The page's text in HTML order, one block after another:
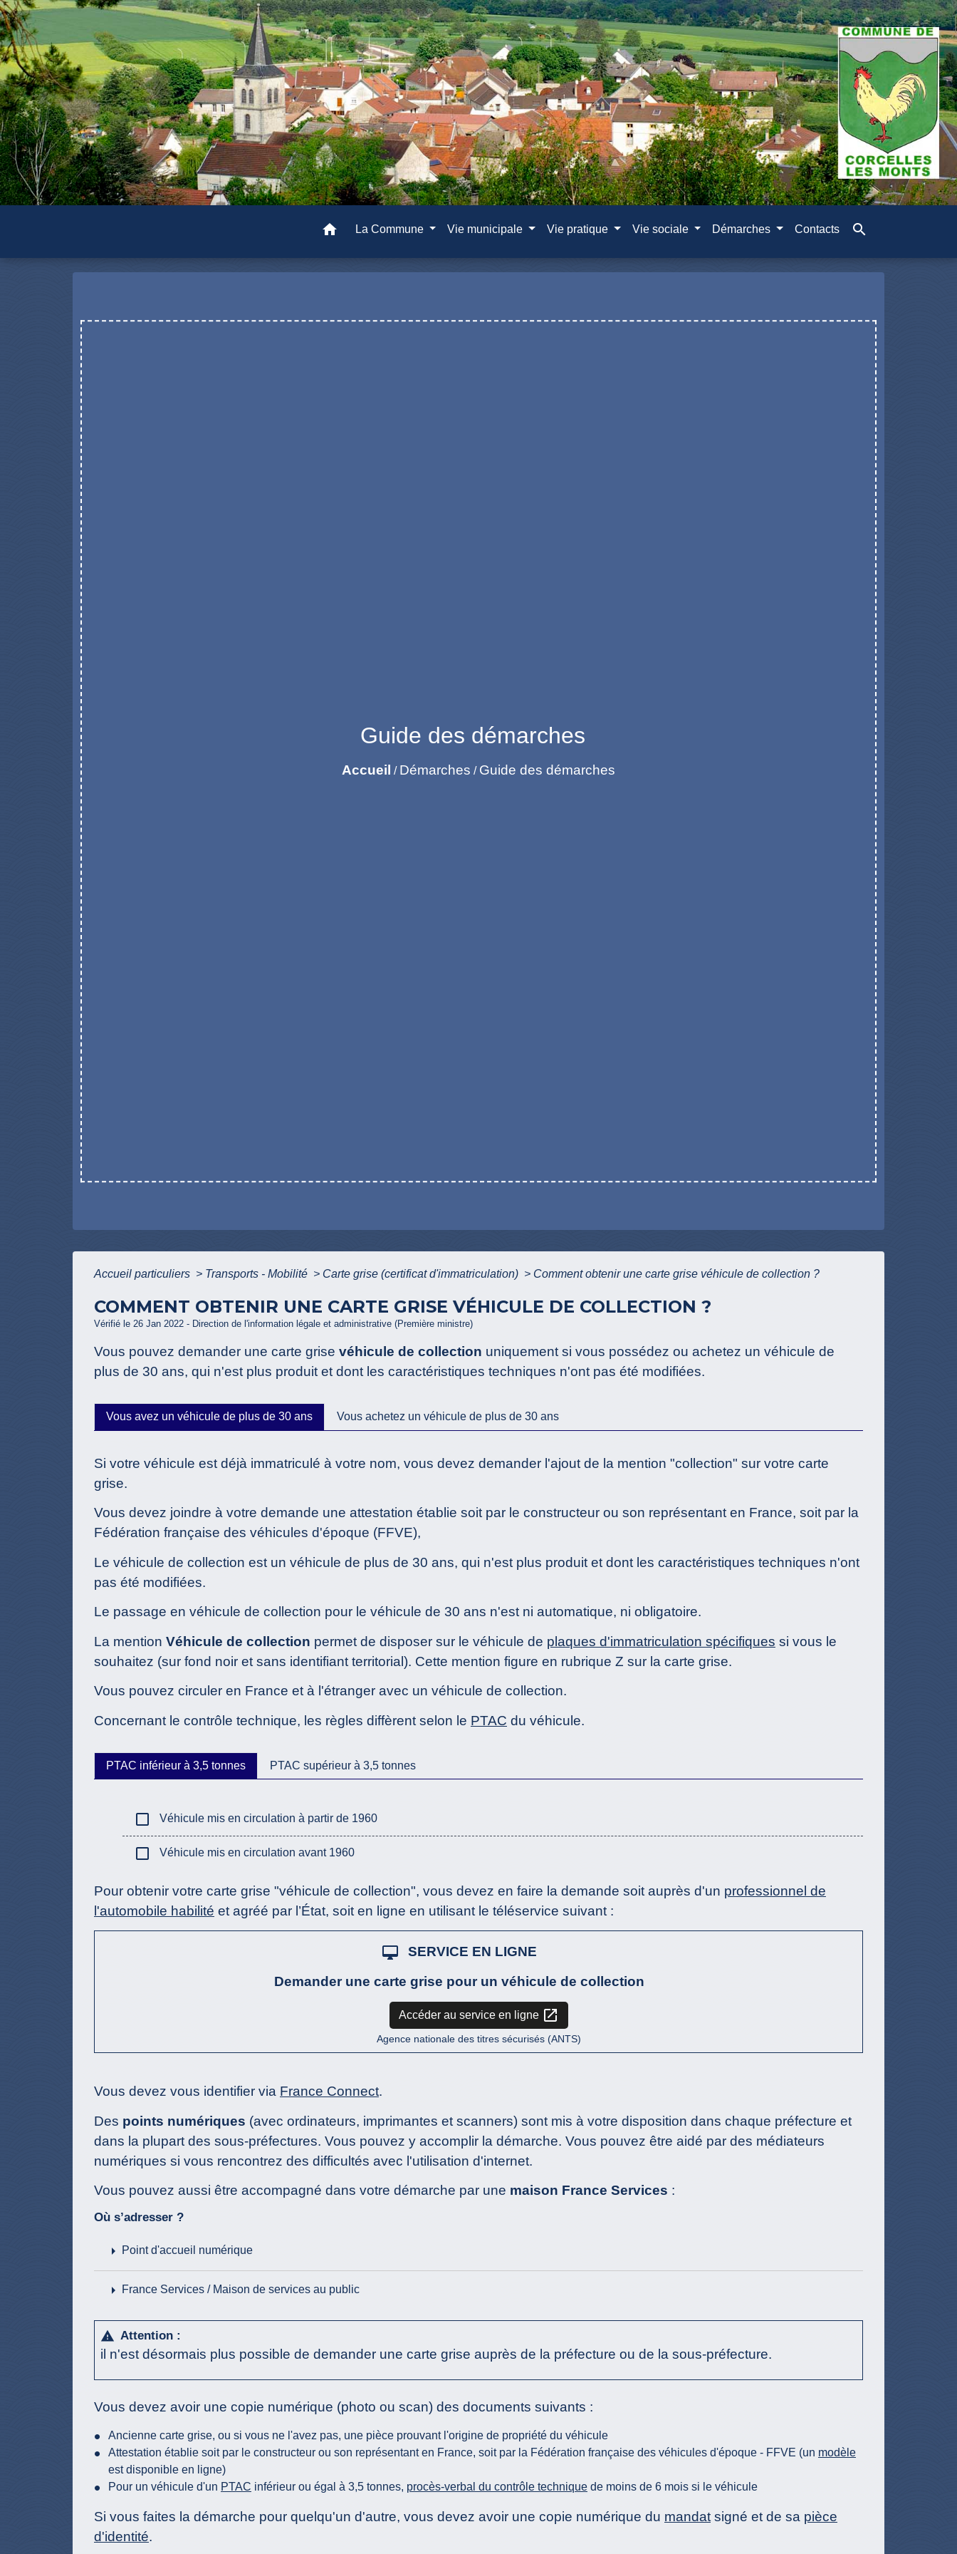
home La Commune Vie municipale Vie pratique Vie sociale Démarches Contacts search
Guide des démarches
Accueil / Démarches / Guide des démarches
Accueil particuliers > Transports - Mobilité > Carte grise (certificat d'immatriculation) > Comment obtenir une carte grise véhicule de collection ?
COMMENT OBTENIR UNE CARTE GRISE VÉHICULE DE COLLECTION ?
Vérifié le 26 Jan 2022 - Direction de l'information légale et administrative (Première ministre)
Vous pouvez demander une carte grise véhicule de collection uniquement si vous possédez ou achetez un véhicule de
plus de 30 ans, qui n'est plus produit et dont les caractéristiques techniques n'ont pas été modifiées.
Vous avez un véhicule de plus de 30 ans Vous achetez un véhicule de plus de 30 ans
Si votre véhicule est déjà immatriculé à votre nom, vous devez demander l'ajout de la mention "collection" sur votre carte
grise.
Vous devez joindre à votre demande une attestation établie soit par le constructeur ou son représentant en France, soit par la
Fédération française des véhicules d'époque (FFVE),
Le véhicule de collection est un véhicule de plus de 30 ans, qui n'est plus produit et dont les caractéristiques techniques n'ont
pas été modifiées.
Le passage en véhicule de collection pour le véhicule de 30 ans n'est ni automatique, ni obligatoire.
La mention Véhicule de collection permet de disposer sur le véhicule de plaques d'immatriculation spécifiques si vous le
souhaitez (sur fond noir et sans identifiant territorial). Cette mention figure en rubrique Z sur la carte grise.
Vous pouvez circuler en France et à l'étranger avec un véhicule de collection.
Concernant le contrôle technique, les règles diffèrent selon le PTAC du véhicule.
PTAC inférieur à 3,5 tonnes PTAC supérieur à 3,5 tonnes
check_box_outline_blank Véhicule mis en circulation à partir de 1960
check_box_outline_blank Véhicule mis en circulation avant 1960
Pour obtenir votre carte grise "véhicule de collection", vous devez en faire la demande soit auprès d'un professionnel de
l'automobile habilité et agréé par l’État, soit en ligne en utilisant le téléservice suivant :
desktop_mac
SERVICE EN LIGNE
Demander une carte grise pour un véhicule de collection
Accéder au service en ligne open_in_new
Agence nationale des titres sécurisés (ANTS)
Vous devez vous identifier via France Connect.
Des points numériques (avec ordinateurs, imprimantes et scanners) sont mis à votre disposition dans chaque préfecture et
dans la plupart des sous-préfectures. Vous pouvez y accomplir la démarche. Vous pouvez être aidé par des médiateurs
numériques si vous rencontrez des difficultés avec l'utilisation d'internet.
Vous pouvez aussi être accompagné dans votre démarche par une maison France Services :
Où s’adresser ?
arrow_right Point d'accueil numérique
arrow_right France Services / Maison de services au public
warning Attention :
il n'est désormais plus possible de demander une carte grise auprès de la préfecture ou de la sous-préfecture.
Vous devez avoir une copie numérique (photo ou scan) des documents suivants :
Ancienne carte grise, ou si vous ne l'avez pas, une pièce prouvant l'origine de propriété du véhicule
Attestation établie soit par le constructeur ou son représentant en France, soit par la Fédération française des véhicules d'époque - FFVE (un modèle
est disponible en ligne)
Pour un véhicule d'un PTAC inférieur ou égal à 3,5 tonnes, procès-verbal du contrôle technique de moins de 6 mois si le véhicule
Si vous faites la démarche pour quelqu'un d'autre, vous devez avoir une copie numérique du mandat signé et de sa pièce
d'identité.